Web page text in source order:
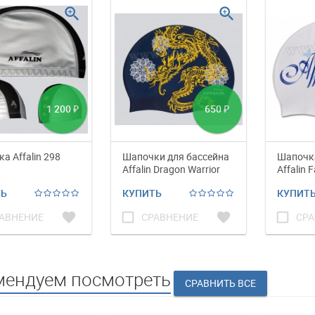
1 200 ₽
Affalin 298
favorite
zoom_in
650₽
Шапочки для бассейна
Affalin Dragon Warrior
КУПИТЬ
check_box_outline_blank СРАВНЕНИЕ favorite
zoom_in
Affalin
check_box_outline_blank
посмотреть